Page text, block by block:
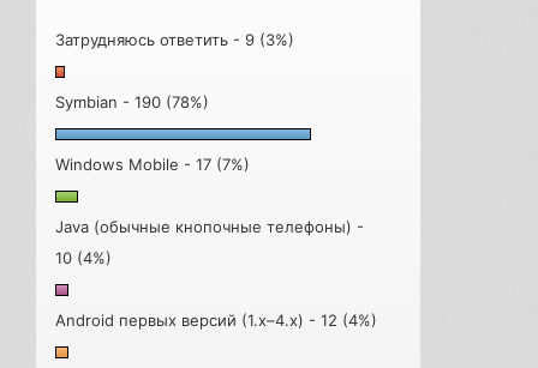
Затрудняюсь ответить - 9 (3%)
Symbian - 190 (78%)
Windows Mobile - 17 (7%)
Java (обычные кнопочные телефоны) -
10 (4%)
Android первых версий (1.x–4.x) - 12 (4%)